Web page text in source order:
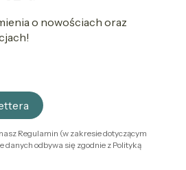
o nowościach oraz
Regulamin (w zakresie dotyczącym
danych odbywa się zgodnie z Polityką